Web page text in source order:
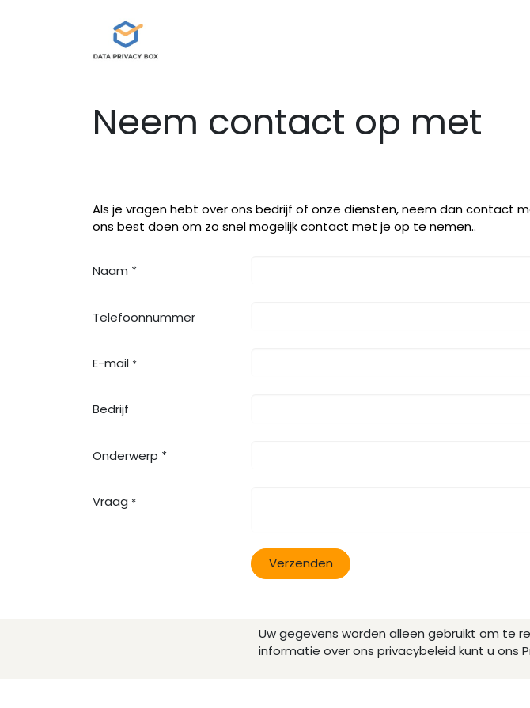
Neem contact op met
Als je vragen hebt over ons bedrijf of onze diensten, neem dan contact
ons best doen om zo snel mogelijk contact met je op te nemen..
Naam *
Telefoonnummer
E-mail *
Bedrijf
Onderwerp *
Vraag *
Verzenden
Uw gegevens worden alleen gebruikt om te
informatie over ons privacybeleid kunt u ons